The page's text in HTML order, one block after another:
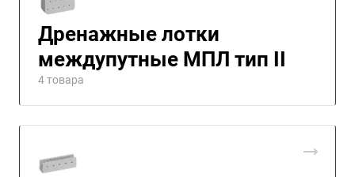
Дренажные лотки
междупутные МПЛ тип II
4 товара